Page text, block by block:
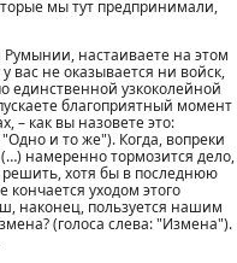
мы тут предпринимали,
настаиваете на этом
вас не оказывается ни войск,
единственной узкоколейной
благоприятный момент
– как вы назовете это:
и то же"). Когда, вопреки
намеренно тормозится дело,
решить, хотя бы в последнюю
кончается уходом этого
наконец, пользуется нашим
(голоса слева: "Измена").